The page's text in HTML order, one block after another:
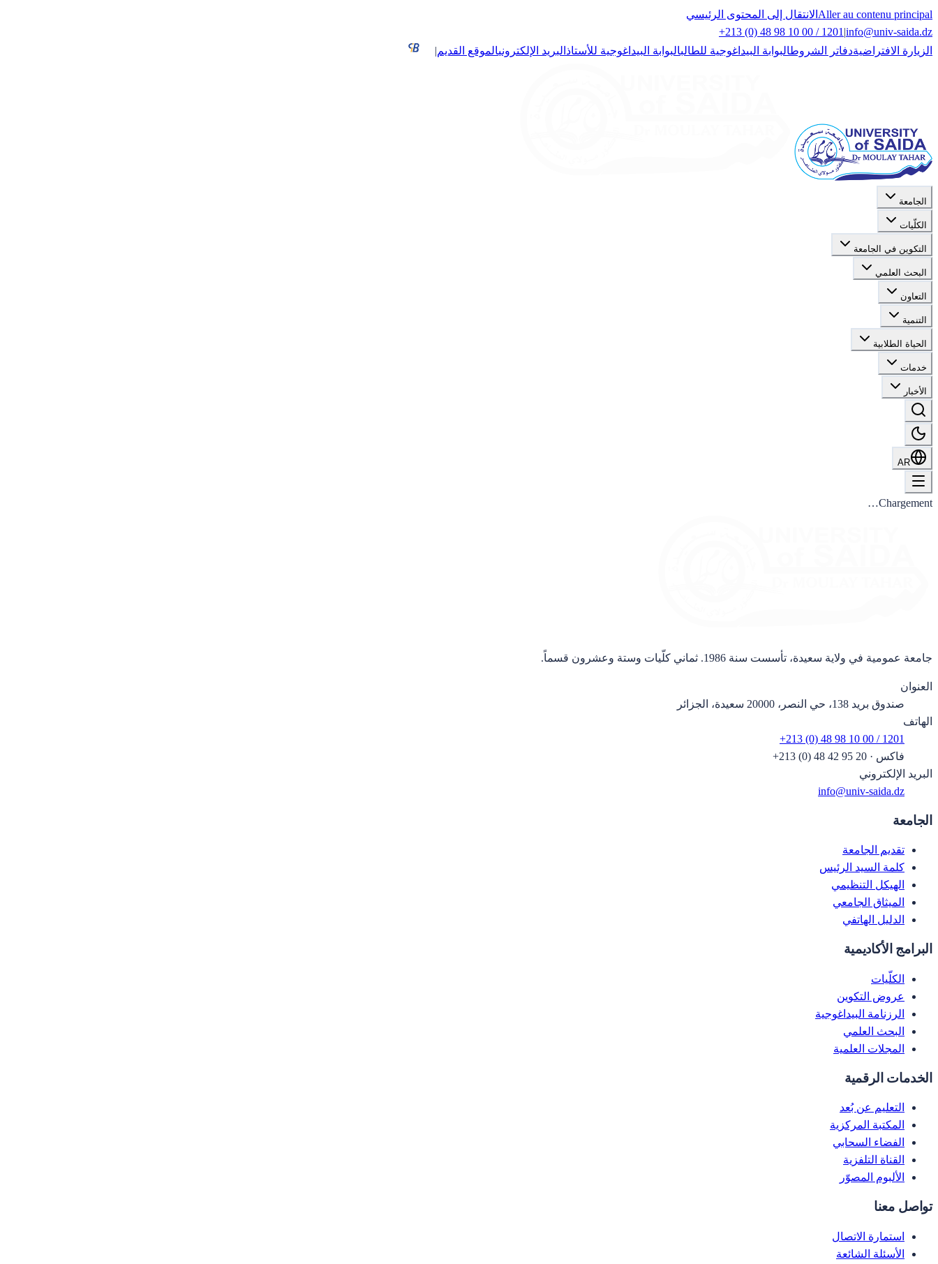
Aller au contenu principal الانتقال إلى المحتوى الرئيسي
info@univ-saida.dz
|
+213 (0) 48 98 10 00 / 1201
الزيارة الافتراضيةدفاتر الشروطالبوابة البيداغوجية للطالبالبوابة البيداغوجية للأستاذ البريد الإلكترونيالموقع القديم|
الجامعة
الكلّيات
التكوين في الجامعة
البحث العلمي
التعاون
التنمية
الحياة الطلابية
خدمات
الأخبار
AR
Chargement…
جامعة عمومية في ولاية سعيدة، تأسست سنة 1986. ثماني كلّيات وستة وعشرون قسماً.
العنوان
صندوق بريد 138، حي النصر، 20000 سعيدة، الجزائر
الهاتف
+213 (0) 48 98 10 00 / 1201
فاكس ·
+213 (0) 48 42 95 20
البريد الإلكتروني
info@univ-saida.dz
الجامعة
تقديم الجامعة
كلمة السيد الرئيس
الهيكل التنظيمي
الميثاق الجامعي
الدليل الهاتفي
البرامج الأكاديمية
الكلّيات
عروض التكوين
الرزنامة البيداغوجية
البحث العلمي
المجلات العلمية
الخدمات الرقمية
التعليم عن بُعد
المكتبة المركزية
الفضاء السحابي
القناة التلفزية
الألبوم المصوّر
تواصل معنا
استمارة الاتصال
الأسئلة الشائعة